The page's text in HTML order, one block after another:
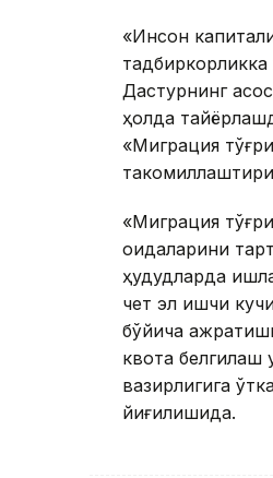
«Инсон
Дастурнинг
ҳолда
«Миграция
«Миграция
қоидаларини
ҳудудларда
чет эл ишчи
бўйича
квота белгилаш
вазирлигига
йиғилишида.